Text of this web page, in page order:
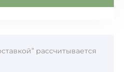
рассчитывается